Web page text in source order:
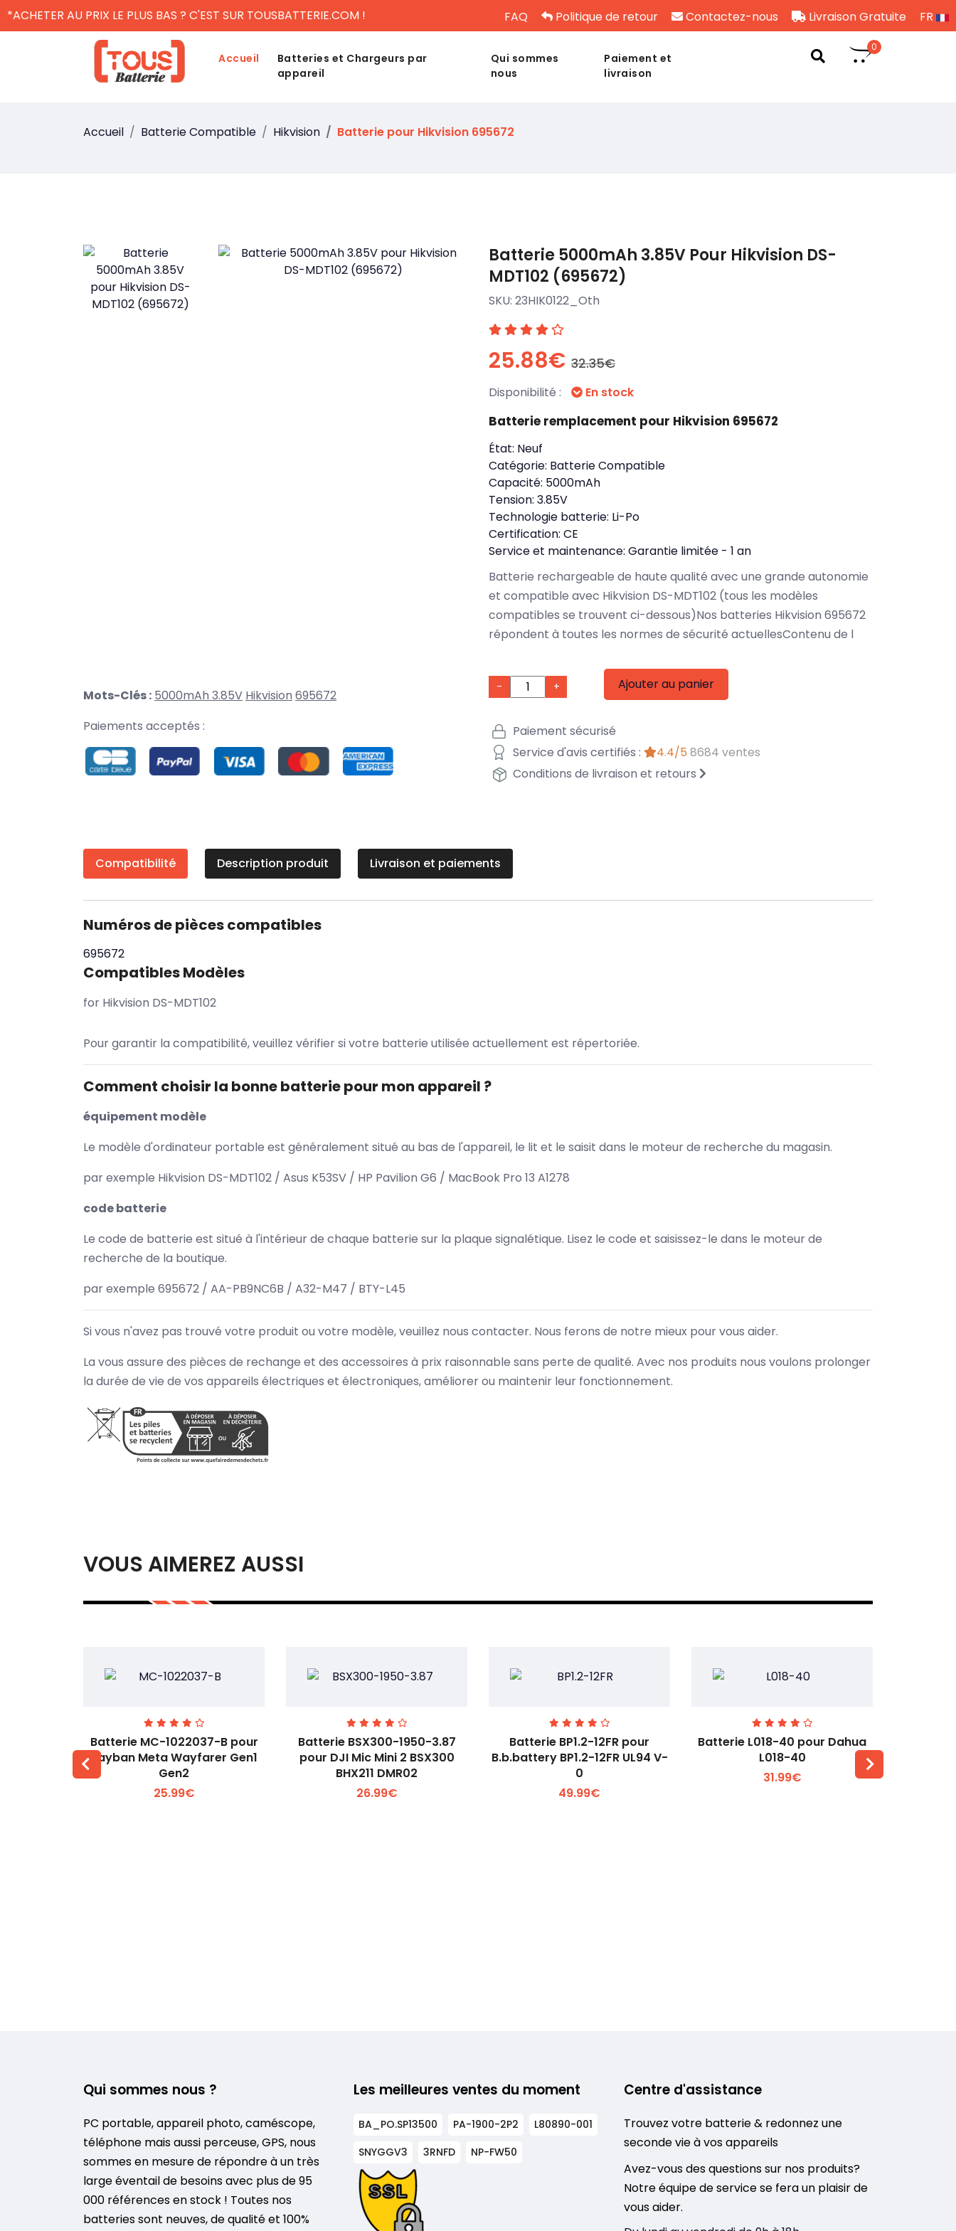
*ACHETER AU PRIX LE PLUS BAS ? C'EST SUR TOUSBATTERIE.COM ! FAQ Politique de retour Contactez-nous Livraison Gratuite FR
Accueil
Batteries et Chargeurs par
appareil
Qui sommes
nous
Paiement et
livraison
0
Accueil Batterie Compatible Hikvision Batterie pour Hikvision 695672
Mots-Clés : 5000mAh 3.85V Hikvision 695672
Paiements acceptés :
Batterie 5000mAh 3.85V Pour Hikvision DS-
MDT102 (695672)
SKU: 23HIK0122_Oth
25.88€ 32.35€
Disponibilité : En stock
Batterie remplacement pour Hikvision 695672
État: Neuf
Catégorie: Batterie Compatible
Capacité: 5000mAh
Tension: 3.85V
Technologie batterie: Li-Po
Certification: CE
Service et maintenance: Garantie limitée - 1 an
Batterie rechargeable de haute qualité avec une grande autonomie
et compatible avec Hikvision DS-MDT102 (tous les modèles
compatibles se trouvent ci-dessous)Nos batteries Hikvision 695672
répondent à toutes les normes de sécurité actuellesContenu de l
- + Ajouter au panier
Paiement sécurisé
Service d'avis certifiés :
4.4/5 8684 ventes
Conditions de livraison et retours
Compatibilité Description produit Livraison et paiements
Numéros de pièces compatibles
695672
Compatibles Modèles
for Hikvision DS-MDT102
Pour garantir la compatibilité, veuillez vérifier si votre batterie utilisée actuellement est répertoriée.
Comment choisir la bonne batterie pour mon appareil ?
équipement modèle
Le modèle d'ordinateur portable est généralement situé au bas de l'appareil, le lit et le saisit dans le moteur de recherche du magasin.
par exemple Hikvision DS-MDT102 / Asus K53SV / HP Pavilion G6 / MacBook Pro 13 A1278
code batterie
Le code de batterie est situé à l'intérieur de chaque batterie sur la plaque signalétique. Lisez le code et saisissez-le dans le moteur de
recherche de la boutique.
par exemple 695672 / AA-PB9NC6B / A32-M47 / BTY-L45
Si vous n'avez pas trouvé votre produit ou votre modèle, veuillez nous contacter. Nous ferons de notre mieux pour vous aider.
La vous assure des pièces de rechange et des accessoires à prix raisonnable sans perte de qualité. Avec nos produits nous voulons prolonger
la durée de vie de vos appareils électriques et électroniques, améliorer ou maintenir leur fonctionnement.
VOUS AIMEREZ AUSSI
Voir plus +
Batterie MC-1022037-B pour
Rayban Meta Wayfarer Gen1
Gen2
25.99€
Voir plus +
Batterie BSX300-1950-3.87
pour DJI Mic Mini 2 BSX300
BHX211 DMR02
26.99€
Voir plus +
Batterie BP1.2-12FR pour
B.b.battery BP1.2-12FR UL94 V-
0
49.99€
Voir plus +
Batterie L018-40 pour Dahua
L018-40
31.99€
Qui sommes nous ?
PC portable, appareil photo, caméscope,
téléphone mais aussi perceuse, GPS, nous
sommes en mesure de répondre à un très
large éventail de besoins avec plus de 95
000 références en stock ! Toutes nos
batteries sont neuves, de qualité et 100%
Les meilleures ventes du moment
BA_PO.SP13500 PA-1900-2P2
L80890-001
SNYGGV3
3RNFD NP-FW50
Centre d'assistance
Trouvez votre batterie & redonnez une
seconde vie à vos appareils
Avez-vous des questions sur nos produits?
Notre équipe de service se fera un plaisir de
vous aider.